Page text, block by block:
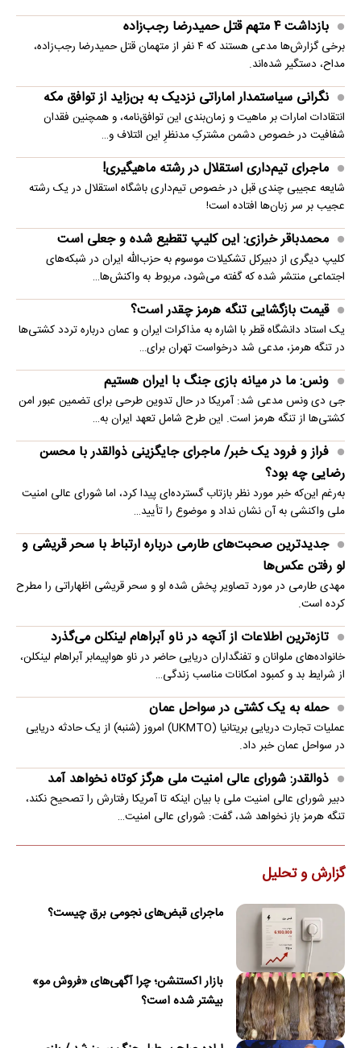
بازداشت ۴ متهم قتل حمیدرضا رجب‌زاده
برخی گزارش‌ها مدعی هستند که ۴ نفر از متهمان قتل حمیدرضا رجب‌زاده،
مداح، دستگیر شده‌اند.
نگرانی سیاستمدار اماراتی نزدیک به بن‌زاید از توافق مکه
انتقادات امارات بر ماهیت و زمان‌بندی این توافق‌نامه، و همچنین فقدان
شفافیت در خصوص دشمن مشترکِ مدنظرِ این ائتلاف و…
ماجرای تیم‌داری استقلال در رشته ماهیگیری!
شایعه عجیبی چندی قبل در خصوص تیم‌داری باشگاه استقلال در یک رشته
عجیب بر سر زبان‌ها افتاده است!
محمدباقر خرازی: این کلیپ تقطیع شده و جعلی است
کلیپ دیگری از دبیرکل تشکیلات موسوم به حزب‌الله ایران در شبکه‌های
اجتماعی منتشر شده که گفته می‌شود، مربوط به واکنش‌ها…
قیمت بازگشایی تنگه هرمز چقدر است؟
یک استاد دانشگاه قطر با اشاره به مذاکرات ایران و عمان درباره تردد کشتی‌ها
در تنگه هرمز، مدعی شد درخواست تهران برای…
ونس: ما در میانه بازی جنگ با ایران هستیم
جی دی ونس مدعی شد: آمریکا در حال تدوین طرحی برای تضمین عبور امن
کشتی‌ها از تنگه هرمز است. این طرح شامل تعهد ایران به…
فراز و فرود یک خبر/ ماجرای جایگزینی ذوالقدر با محسن
رضایی چه بود؟
به‌رغم این‌که خبر مورد نظر بازتاب گسترده‌ای پیدا کرد، اما شورای عالی امنیت
ملی واکنشی به آن نشان نداد و موضوع را تأیید…
جدیدترین صحبت‌های طارمی درباره ارتباط با سحر قریشی و
لو رفتن عکس‌ها
مهدی طارمی در مورد تصاویر پخش شده او و سحر قریشی اظهاراتی را مطرح
کرده است.
تازه‌ترین اطلاعات از آنچه در ناو آبراهام لینکلن می‌گذرد
خانواده‌های ملوانان و تفنگداران دریایی حاضر در ناو هواپیمابر آبراهام لینکلن،
از شرایط بد و کمبود امکانات مناسب زندگی…
حمله به یک کشتی در سواحل عمان
عملیات تجارت دریایی بریتانیا (UKMTO) امروز (شنبه) از یک حادثه دریایی
در سواحل عمان خبر داد.
ذوالقدر: شورای عالی امنیت ملی هرگز کوتاه نخواهد آمد
دبیر شورای عالی امنیت ملی با بیان اینکه تا آمریکا رفتارش را تصحیح نکند،
تنگه هرمز باز نخواهد شد، گفت: شورای عالی امنیت…
گزارش و تحلیل
ماجرای قبض‌های نجومی برق چیست؟
بازار اکستنشن؛ چرا آگهی‌های «فروش مو»
بیشتر شده است؟